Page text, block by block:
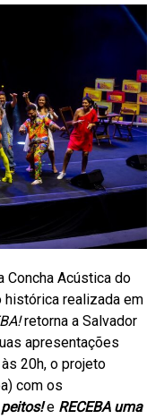
Concha Acústica do
histórica realizada em
retorna a Salvador
apresentações
20h, o projeto
com os
e RECEBA uma